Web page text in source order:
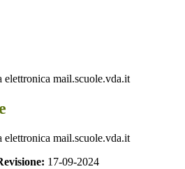
elettronica mail.scuole.vda.it
elettronica mail.scuole.vda.it
17-09-2024